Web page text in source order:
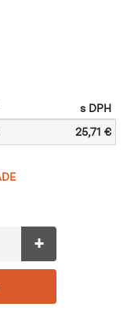
s DPH
25,71 €
+